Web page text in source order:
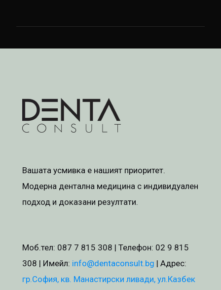
Вашата усмивка е нашият приоритет.
Модерна дентална медицина с индивидуален
подход и доказани резултати.
Моб.тел: 087 7 815 308 | Телефон: 02 9 815
308 | Имейл: info@dentaconsult.bg | Адрес:
гр.София, кв. Манастирски ливади, ул.Казбек